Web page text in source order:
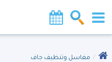
مغاسل وتنظيف جاف